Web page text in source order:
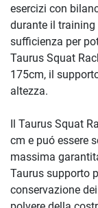
esercizi con
durante il training
sufficienza per
Taurus Squat
175cm, il
altezza.
Il Taurus Squat
cm e puó essere
massima
Taurus supporto
conservazione